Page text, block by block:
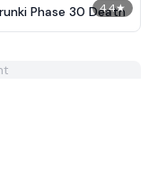
4.4★
Phase 30 Death